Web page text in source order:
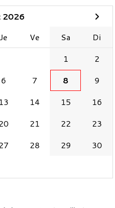
2026
Je Ve Sa
Di
1
2
6 7 8
9
13 14 15
16
21 22
23
28 29
30